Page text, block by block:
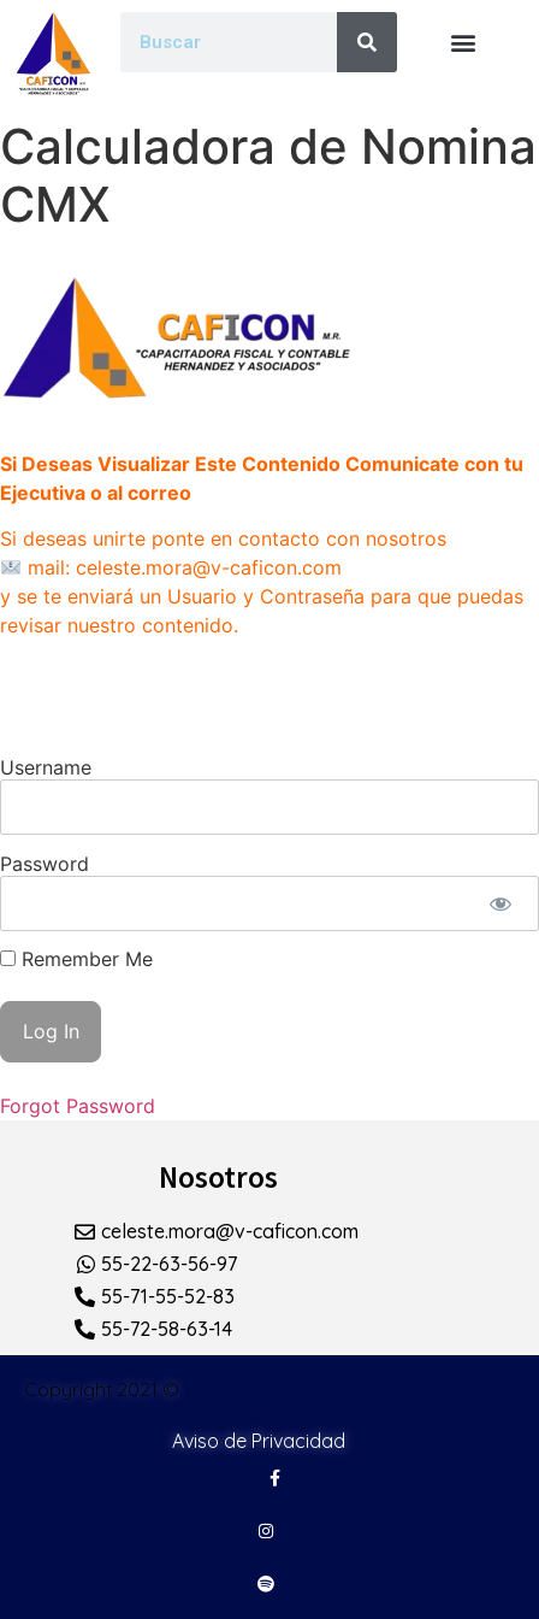
Calculadora de Nomina
CMX
Si Deseas Visualizar Este Contenido Comunicate con tu
Ejecutiva o al correo
Si deseas unirte ponte en contacto con nosotros
mail: celeste.mora@v-caficon.com
y se te enviará un Usuario y Contraseña para que puedas
revisar nuestro contenido.
Username
Password
Remember Me
Forgot Password
Nosotros
celeste.mora@v-caficon.com
55-22-63-56-97
55-71-55-52-83
55-72-58-63-14
Copyright 2021 ©
Aviso de Privacidad